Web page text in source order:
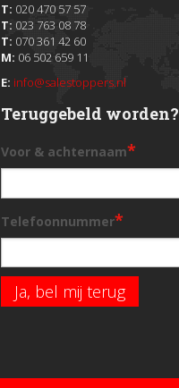
T: 020 470 57 57
T: 023 763 08 78
T: 070 361 42 60
M: 06 502 659 11
E: info@salestoppers.nl
Teruggebeld worden?
Voor & achternaam*
Telefoonnummer*
Ja, bel mij terug